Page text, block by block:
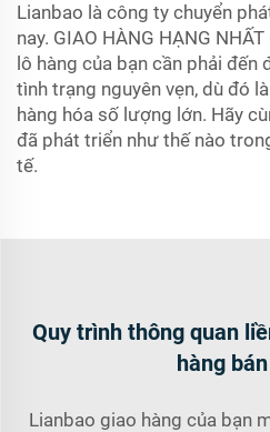
Lianbao là công ty chuyển
nay. GIAO HÀNG HẠNG
lô hàng của bạn cần phải đến
tình trạng nguyên vẹn, dù đó
hàng hóa số lượng lớn. Hãy
đã phát triển như thế nào
tế.
Quy trình thông quan
hàng
Lianbao giao hàng của bạn